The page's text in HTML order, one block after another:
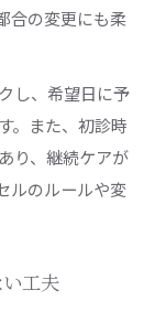
合の変更にも柔
し、希望日に予
。また、初診時
り、継続ケアが
ルのルールや変
工夫